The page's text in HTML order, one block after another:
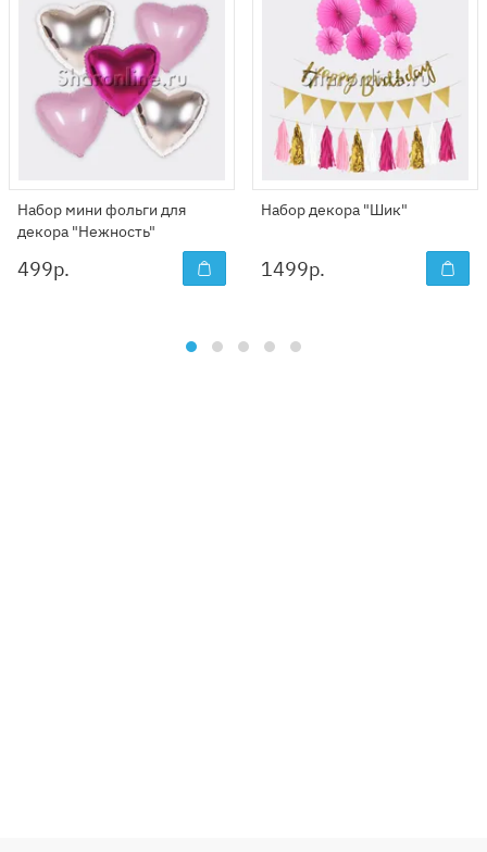
Набор мини фольги для
декора "Нежность"
499р.
Набор декора "Шик"
1499р.